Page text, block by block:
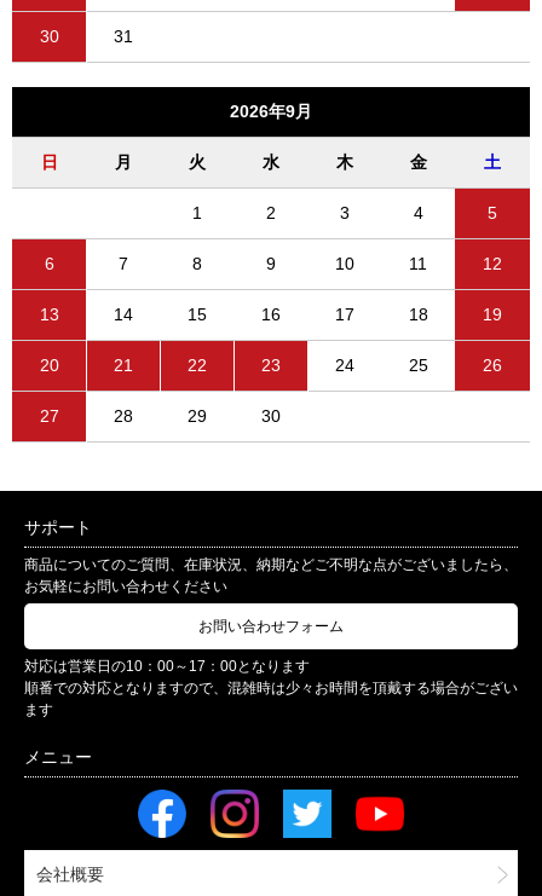
30 31
2026年9月
日 月 火 水 木 金 土
1 2 3 4 5
6 7 8 9 10 11 12
13 14 15 16 17 18 19
20 21 22 23 24 25 26
27 28 29 30
サポート
商品についてのご質問、在庫状況、納期などご不明な点がございましたら、
お気軽にお問い合わせください
お問い合わせフォーム
対応は営業日の10：00～17：00となります
順番での対応となりますので、混雑時は少々お時間を頂戴する場合がござい
ます
会社概要